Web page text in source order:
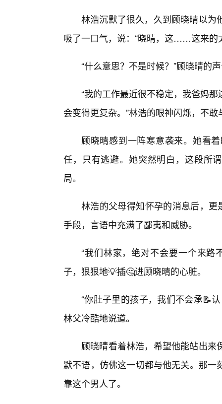
林浩沉默了很久，久到顾晓晴以为
吸了一口气，说：“晓晴，这……这来的
“什么意思？不是时候？”顾晓晴的
“我的工作最近很不稳定，我爸妈
会变得更复杂。”林浩的眼神闪烁，不敢
顾晓晴感到一阵寒意袭来。她看
任，只有逃避。她突然明白，这段所
局。
林浩的父母得知怀孕的消息后，更
手段，言语中充满了鄙夷和威胁。
“我们林家，绝对不会要一个来路
子，狠狠地💡插🤔进顾晓晴的心脏。
“你肚子里的孩子，我们不会承📝
林父冷酷地说道。
顾晓晴看着林浩，希望他能站出
默不语，仿佛这一切都与他无关。那
靠这个男人了。